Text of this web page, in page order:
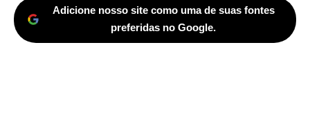
Adicione nosso site como uma de suas fontes
preferidas no Google.